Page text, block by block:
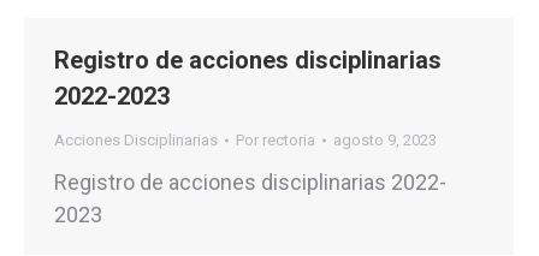
Registro de acciones disciplinarias
2022-2023
Acciones Disciplinarias Por rectoria agosto 9, 2023
Registro de acciones disciplinarias 2022-
2023